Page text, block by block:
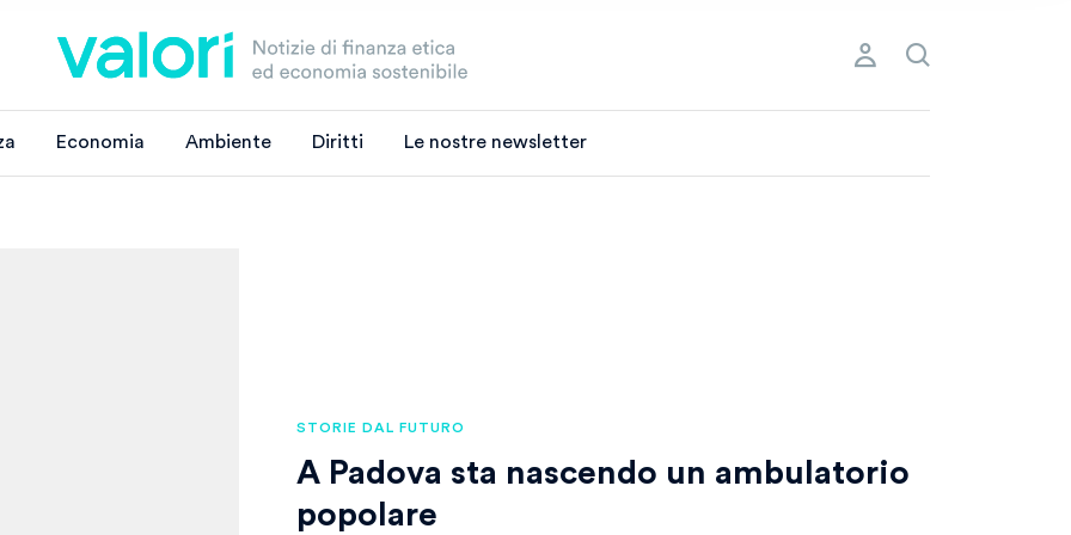
Economia Ambiente Diritti Le nostre newsletter
STORIE DAL FUTURO
A Padova sta nascendo un ambulatorio
popolare